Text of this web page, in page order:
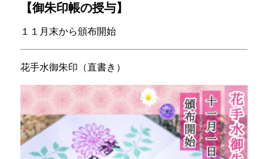
【御朱印帳の授与】
１１月末から頒布開始
花手水御朱印（直書き）